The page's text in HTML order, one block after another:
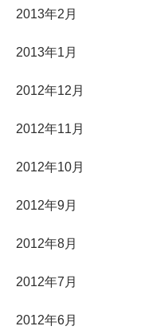
2013年2月
2013年1月
2012年12月
2012年11月
2012年10月
2012年9月
2012年8月
2012年7月
2012年6月